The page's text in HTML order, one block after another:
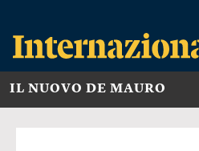
IL NUOVO DE MAURO